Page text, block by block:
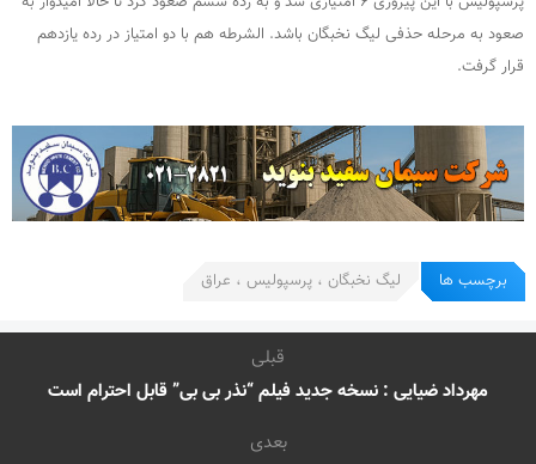
صعود به مرحله حذفی لیگ نخبگان باشد. الشرطه هم با دو امتیاز در رده یازدهم
قرار گرفت.
برچسب ها لیگ نخبگان ، پرسپولیس ، عراق
قبلی
مهرداد ضیایی : نسخه جدید فیلم “نذر بی بی” قابل احترام است
بعدی